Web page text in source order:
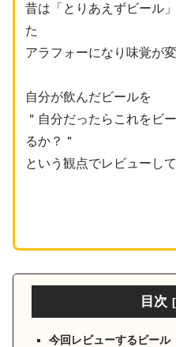
昔は「とりあえずビール
た
アラフォーになり味覚が
自分が飲んだビールを
＂自分だったらこれを ビ
るか？＂
という観点でレビューし
目次
今回レビューするビール